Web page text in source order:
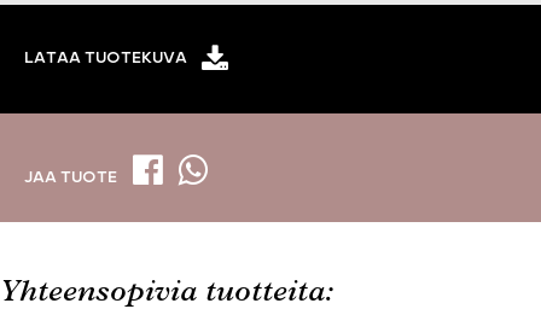
LATAA TUOTEKUVA
JAA TUOTE
Yhteensopivia tuotteita: